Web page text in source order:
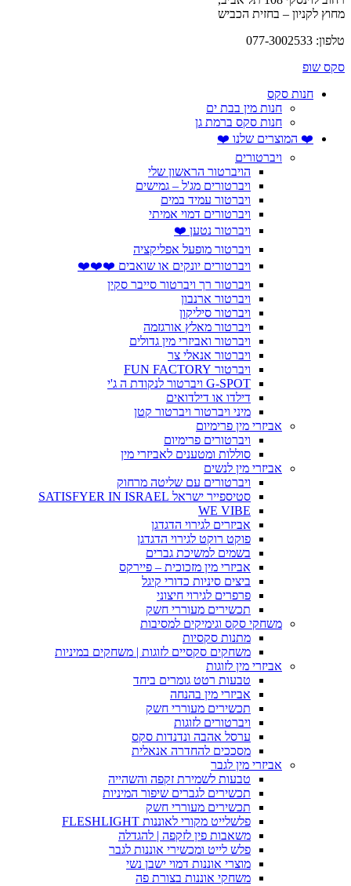
מחוץ לקניון – בחזית הכביש
טלפון: 077-3002533
סקס שופ
חנות סקס
חנות מין בבת ים
חנות סקס ברמת גן
❤️ המוצרים שלנו ❤️
ויברטורים
הויברטור הראשון שלי
ויברטורים מג'ל – גמישים
ויברטור עמיד במים
ויברטורים דמוי אמיתי
ויברטור נטען ❤️
ויברטור מופעל אפליקציה
ויברטורים יונקים או שואבים ❤️❤️❤️
ויברטור רך ויברטור סייבר סקין
ויברטור ארנבון
ויברטור סיליקון
ויברטור מאלץ אורגזמה
ויברטור ואביזרי מין גדולים
ויברטור אנאלי צר
ויברטור FUN FACTORY
G-SPOT ויברטור לנקודת ה ג'י
דילדו או דילדואים
מיני ויברטור ויברטור קטן
אביזרי מין פרימיום
ויברטורים פרימיום
סוללות ומטענים לאביזרי מין
אביזרי מין לנשים
ויברטורים עם שליטה מרחוק
סטיספייר ישראל SATISFYER IN ISRAEL
WE VIBE
אביזרים לגירוי הדגדגן
פוקט רוקט לגירוי הדגדגן
בשמים למשיכת גברים
אביזרי מין מזכוכית – פיירקס
ביצים סיניות כדורי קיגל
פרפרים לגירוי חיצוני
תכשירים מעוררי חשק
משחקי סקס וגימיקים למסיבות
מתנות סקסיות
משחקים סקסיים לזוגות | משחקים במיניות
אביזרי מין לזוגות
טבעות רטט גומרים ביחד
אביזרי מין בהנחה
תכשירים מעוררי חשק
ויברטורים לזוגות
ערסל אהבה ונדנדות סקס
מסככים להחדרה אנאלית
אביזרי מין לגבר
טבעות לשמירת זקפה והשהייה
תכשירים לגברים שיפור המיניות
תכשירים מעוררי חשק
פלשלייט מקורי לאוננות FLESHLIGHT
משאבות פין לזקפה | להגדלה
פלש לייט ומכשירי אוננות לגבר
מוצרי אוננות דמוי ישבן נשי
משחקי אוננות בצורת פה